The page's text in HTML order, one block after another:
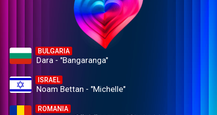
BULGARIA
Dara - "Bangaranga"
ISRAEL
Noam Bettan - "Michelle"
ROMANIA